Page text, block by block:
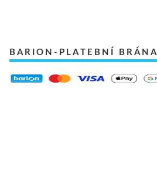
BARION-PLATEBNÍ BRÁNA